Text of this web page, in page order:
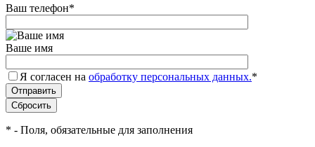
Ваш телефон*
Ваше имя
Я согласен на обработку персональных данных.*
* - Поля, обязательные для заполнения